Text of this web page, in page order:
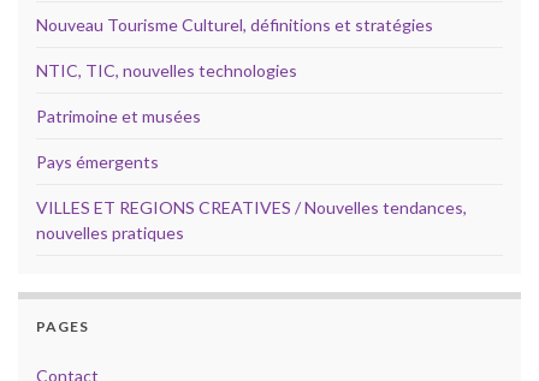
Nouveau Tourisme Culturel, définitions et stratégies
NTIC, TIC, nouvelles technologies
Patrimoine et musées
Pays émergents
VILLES ET REGIONS CREATIVES / Nouvelles tendances,
nouvelles pratiques
PAGES
Contact